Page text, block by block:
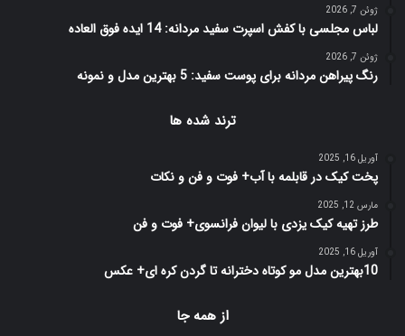
ژوئن 7, 2026
لباس مجلسی با کفش اسپرت سفید مردانه: 14 ایده فوق العاده
ژوئن 7, 2026
رنگ پیراهن مردانه برای پوست سفید: 5 بهترین مدل و نمونه
ترند شده ها
آوریل 16, 2025
پخت کیک در قابلمه با آب+ فوت و فن و نکات
مارس 12, 2025
طرز تهیه کیک یزدی با لیوان فرانسوی+ فوت و فن
آوریل 16, 2025
10بهترین مدل مو کوتاه دخترانه تا گردن کره ای+ عکس
از همه جا